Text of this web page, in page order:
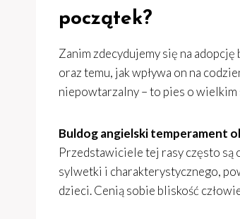
początek?
Zanim zdecydujemy się na
oraz temu, jak wpływa on na
niepowtarzalny – to pies o wielkim
Buldog angielski temperament
Przedstawiciele tej rasy często są
sylwetki i charakterystycznego,
dzieci. Cenią sobie bliskość